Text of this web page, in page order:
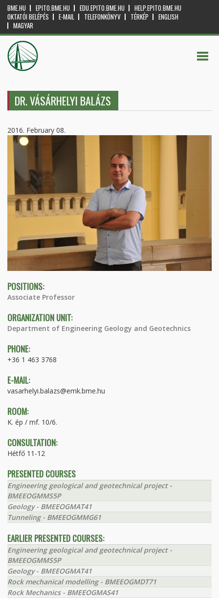
BME.HU EPITO.BME.HU EDU.EPITO.BME.HU
HELP.EPITO.BME.HU
OKTATÓI BELÉPÉS
E-MAIL TELEFONKÖNYV TÉRKÉP
ENGLISH
MAGYAR
DR. VÁSÁRHELYI BALÁZS
2016. February 08.
POSITIONS:
Associate Professor
ORGANIZATION UNIT:
Department of Engineering Geology and Geotechnics
PHONE:
+36 1 463 3768
E-MAIL:
vasarhelyi.balazs@emk.bme.hu
ROOM:
K. ép / mf. 10/6.
CONSULTATION:
Hétfő 11-12
PRESENTED COURSES
Engineering geological and geotechnical project -
BMEEOGMMS5P
Geology - BMEEOGMAT41
Tunneling - BMEEOGMMG61
EARLIER PRESENTED COURSES:
Engineering geological and geotechnical project -
BMEEOGMMS5P
Geology - BMEEOGMAT41
Rock mechanical modelling - BMEEOGMDT71
Rock Mechanics - BMEEOGMAS41